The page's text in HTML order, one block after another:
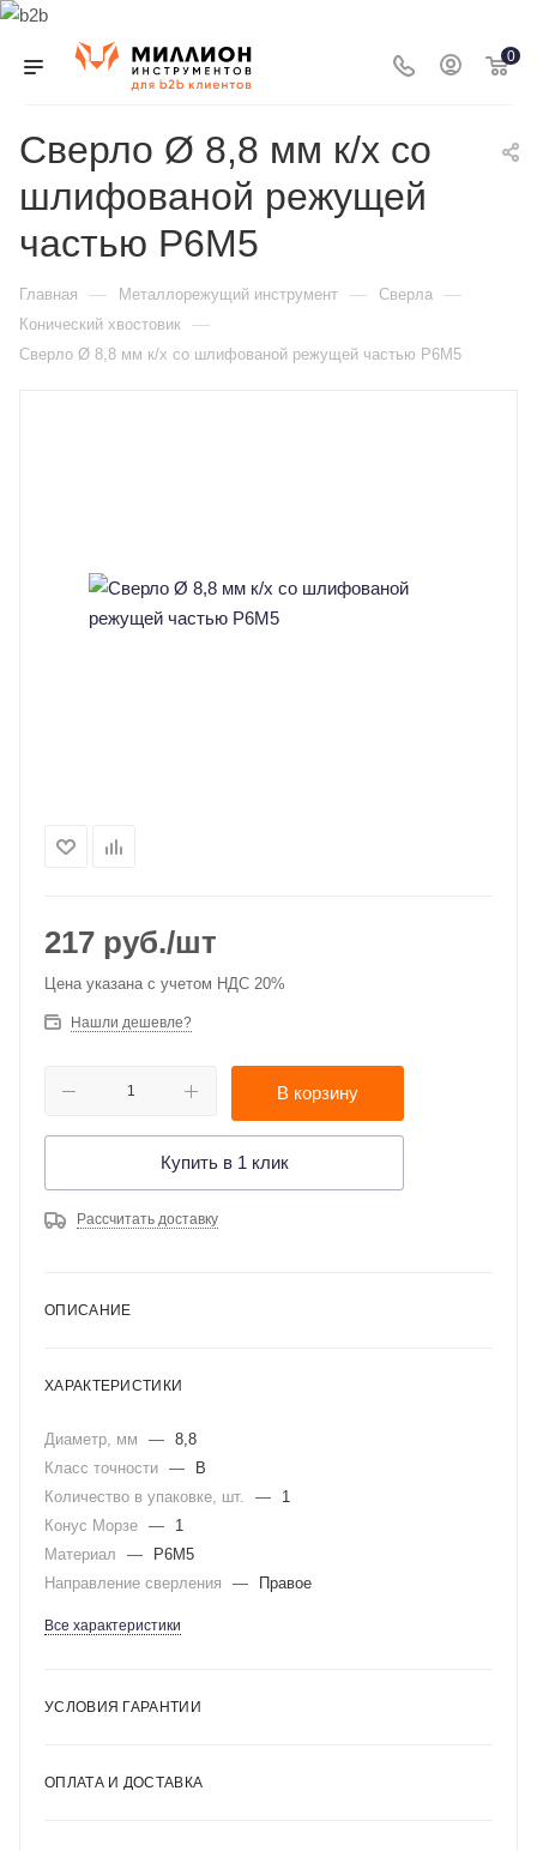
0
Сверло Ø 8,8 мм к/х со
шлифованой режущей
частью Р6М5
Главная — Металлорежущий инструмент — Сверла —
Конический хвостовик —
Сверло Ø 8,8 мм к/х со шлифованой режущей частью Р6М5
217 руб./шт
Цена указана с учетом НДС 20%
Нашли дешевле?
В корзину
Купить в 1 клик
Рассчитать доставку
ОПИСАНИЕ
ХАРАКТЕРИСТИКИ
Диаметр, мм — 8,8
Класс точности —
B
Количество в упаковке, шт.
—
1
Конус Морзе —
1
Материал
—
Р6М5
Направление сверления
— Правое
Все характеристики
УСЛОВИЯ ГАРАНТИИ
ОПЛАТА И ДОСТАВКА